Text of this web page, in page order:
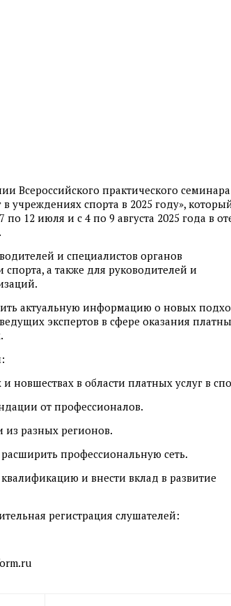
Всероссийского практического семинара
учреждениях спорта в 2025 году»,
по 12 июля и с 4 по 9 августа 2025 года в
и специалистов органов
а также для руководителей и
актуальную информацию о новых
экспертов в сфере оказания
новшествах в области платных услуг в
от профессионалов.
из разных регионов.
профессиональную сеть.
и внести вклад в развитие
регистрация слушателей: